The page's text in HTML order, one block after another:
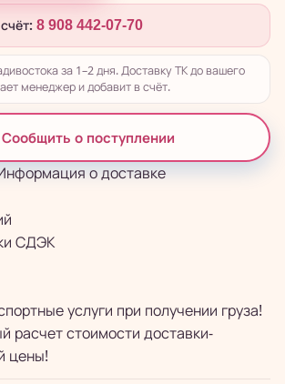
8 908 442-07-70
за 1–2 дня. Доставку ТК до вашего
менеджер и добавит в счёт.
Сообщить о поступлении
о доставке
СДЭК
услуги при получении груза!
расчет стоимости доставки-
цены!